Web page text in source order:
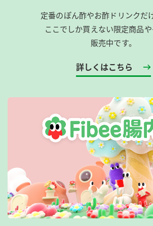
定番のぽん酢やお酢ドリンクだ
ここでしか買えない限定商品
販売中です。
詳しくはこちら